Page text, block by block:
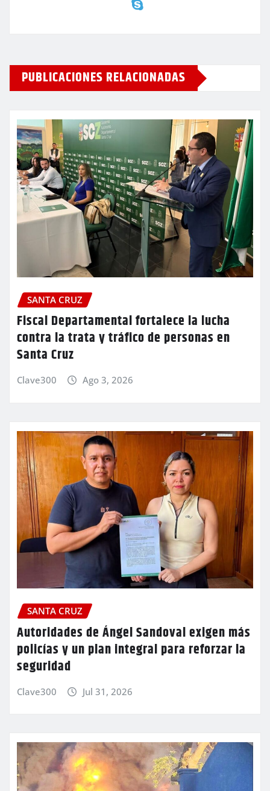
PUBLICACIONES RELACIONADAS
SANTA CRUZ
Fiscal Departamental fortalece la lucha
contra la trata y tráfico de personas en
Santa Cruz
Clave300 Ago 3, 2026
SANTA CRUZ
Autoridades de Ángel Sandoval exigen más
policías y un plan integral para reforzar la
seguridad
Clave300 Jul 31, 2026